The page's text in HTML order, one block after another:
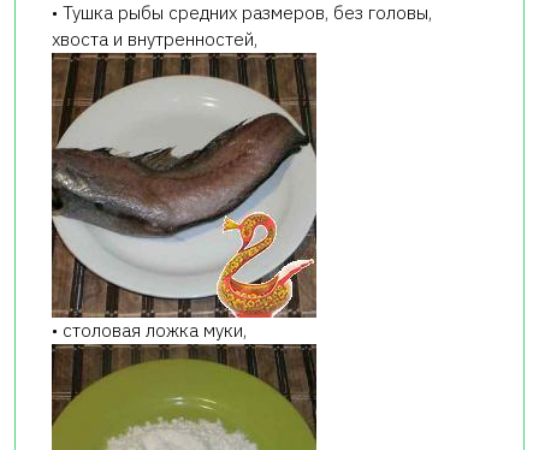
• Тушка рыбы средних размеров, без головы,
хвоста и внутренностей,
• столовая ложка муки,